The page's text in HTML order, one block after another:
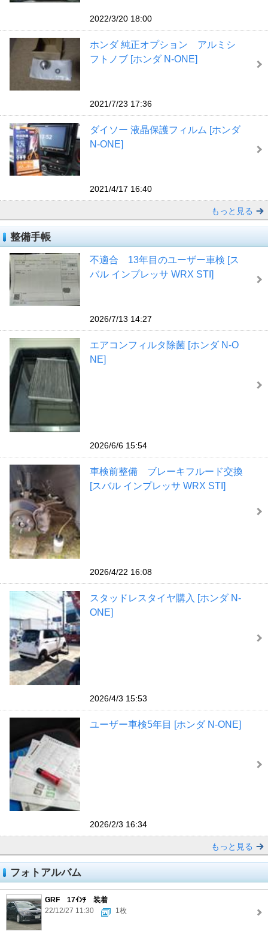
2022/3/20 18:00
ホンダ 純正オプション アルミシ
フトノブ [ホンダ N-ONE]
2021/7/23 17:36
ダイソー 液晶保護フィルム [ホンダ
N-ONE]
2021/4/17 16:40
もっと見る
整備手帳
不適合 13年目のユーザー車検 [ス
バル インプレッサ WRX STI]
2026/7/13 14:27
エアコンフィルタ除菌 [ホンダ N-O
NE]
2026/6/6 15:54
車検前整備 ブレーキフルード交換
[スバル インプレッサ WRX STI]
2026/4/22 16:08
スタッドレスタイヤ購入 [ホンダ N-
ONE]
2026/4/3 15:53
ユーザー車検5年目 [ホンダ N-ONE]
2026/2/3 16:34
もっと見る
フォトアルバム
GRF 17ｲﾝﾁ 装着
22/12/27 11:30
1枚